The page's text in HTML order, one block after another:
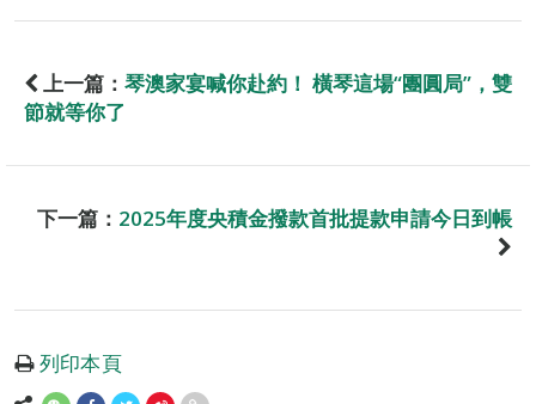
上一篇： 琴澳家宴喊你赴約！ 橫琴這場“團圓局”，雙
節就等你了
下一篇： 2025年度央積金撥款首批提款申請今日到帳
列印本頁